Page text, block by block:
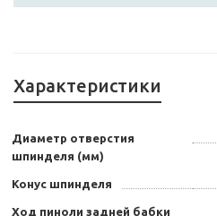
Характеристики
Диаметр отверстия
шпинделя (мм)
Конус шпинделя
Ход пиноли задней бабки